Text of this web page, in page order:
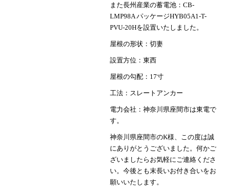
また長州産業の蓄電池：CB-
LMP98A パッケージHYB05A1-T-
PVU-20Hを設置いたしました。
屋根の形状：切妻
設置方位：東西
屋根の勾配：17寸
工法：スレートアンカー
電力会社：神奈川県座間市は東電で
す。
神奈川県座間市のK様、この度は誠
にありがとうございました。何かご
ざいましたらお気軽にご連絡くださ
い。今後とも末長いお付き合いをお
願いいたします。